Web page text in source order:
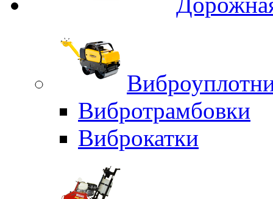
Вибротрамбовки
Виброкатки